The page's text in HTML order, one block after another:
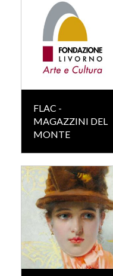
FLAC -
MAGAZZINI DEL
MONTE